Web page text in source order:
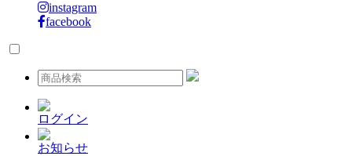
instagram
facebook
ログイン
お知らせ